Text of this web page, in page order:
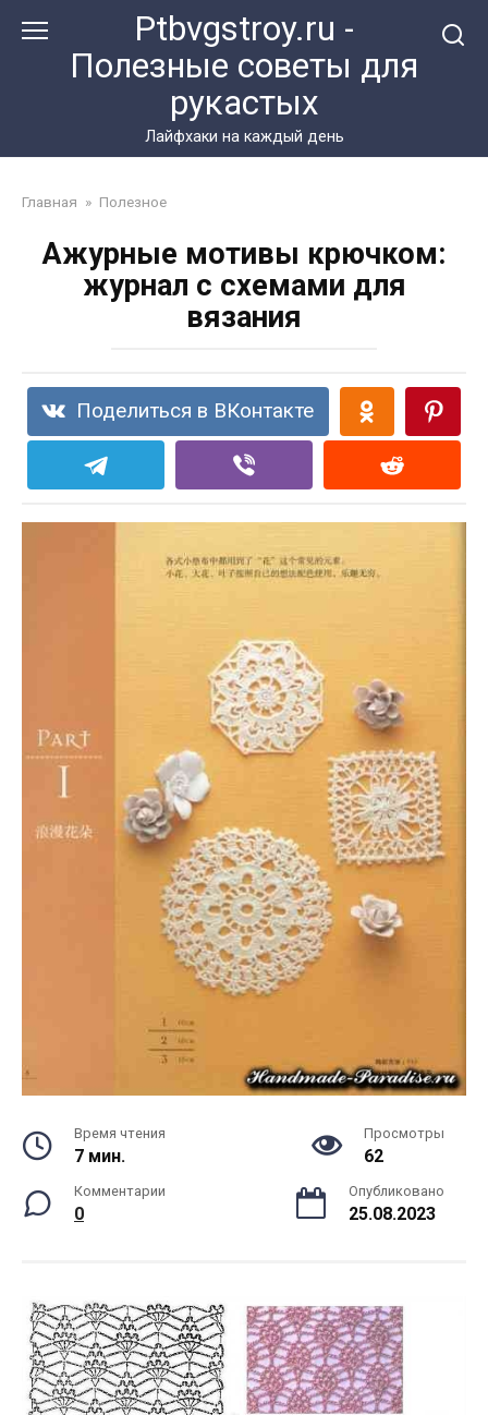
Ptbvgstroy.ru -
Полезные советы для
рукастых
Лайфхаки на каждый день
Главная » Полезное
Ажурные мотивы крючком:
журнал с схемами для
вязания
Поделиться в ВКонтакте
Время чтения
7 мин.
Просмотры
62
Комментарии
0
Опубликовано
25.08.2023